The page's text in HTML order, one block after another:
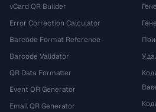
vCard QR Builder
Error Correction Calculator
Barcode Format Reference
Barcode Validator
QR Data Formatter
Event QR Generator
Email QR Generator